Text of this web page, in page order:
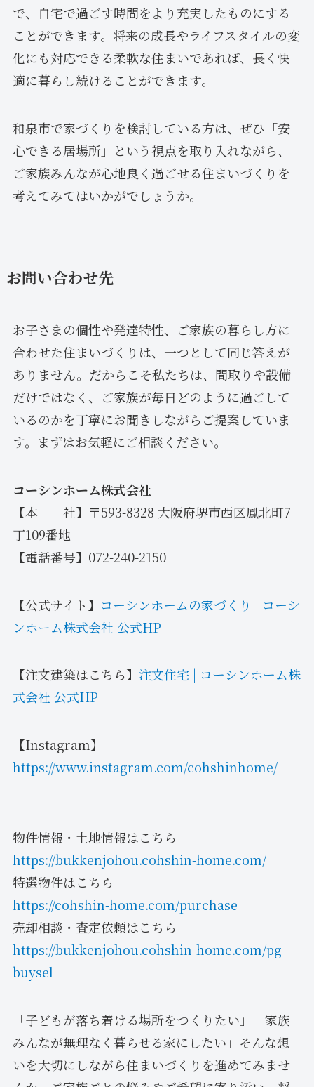
で、自宅で過ごす時間をより充実したものにする
ことができます。将来の成長やライフスタイルの変
化にも対応できる柔軟な住まいであれば、長く快
適に暮らし続けることができます。
和泉市で家づくりを検討している方は、ぜひ「安
心できる居場所」という視点を取り入れながら、
ご家族みんなが心地良く過ごせる住まいづくりを
考えてみてはいかがでしょうか。
お問い合わせ先
お子さまの個性や発達特性、ご家族の暮らし方に
合わせた住まいづくりは、一つとして同じ答えが
ありません。だからこそ私たちは、間取りや設備
だけではなく、ご家族が毎日どのように過ごして
いるのかを丁寧にお聞きしながらご提案していま
す。まずはお気軽にご相談ください。
コーシンホーム株式会社
【本 社】〒593-8328 大阪府堺市西区鳳北町7
丁109番地
【電話番号】072-240-2150
【公式サイト】 コーシンホームの家づくり | コーシ
ンホーム株式会社 公式HP
【注文建築はこちら】 注文住宅 | コーシンホーム株
式会社 公式HP
【Instagram】
https://www.instagram.com/cohshinhome/
物件情報・土地情報はこちら
https://bukkenjohou.cohshin-home.com/
特選物件はこちら
https://cohshin-home.com/purchase
売却相談・査定依頼はこちら
https://bukkenjohou.cohshin-home.com/pg-
buysel
「子どもが落ち着ける場所をつくりたい」「家族
みんなが無理なく暮らせる家にしたい」そんな想
いを大切にしながら住まいづくりを進めてみませ